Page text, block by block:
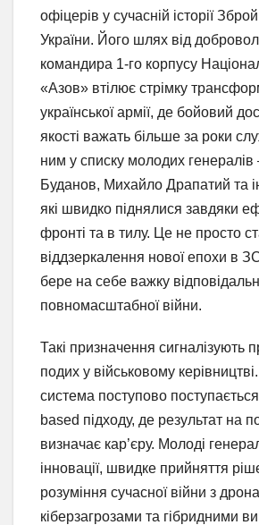
офіцерів у сучасній історії
України. Його шлях від
командира 1-го корпусу
«Азов» втілює стрімку
української армії, де бойовий
якості важать більше за роки
ним у списку молодих
Буданов, Михайло Драпатий та
які швидко піднялися завдяки
фронті та в тилу. Це не просто
віддзеркалення нової епохи в
бере на себе важку
повномасштабної війни.
Такі призначення сигналізують
подих у військовому
система поступово
based підходу, де результат на
визначає кар’єру. Молоді
інновації, швидке прийняття
розуміння сучасної війни з
кіберзагрозами та гібридними